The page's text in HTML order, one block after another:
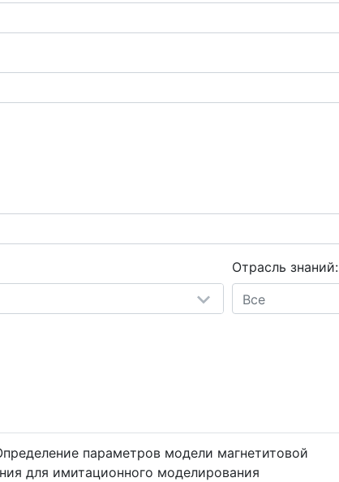
Отрасль знаний:
Все
параметров модели магнетитовой
для имитационного моделирования